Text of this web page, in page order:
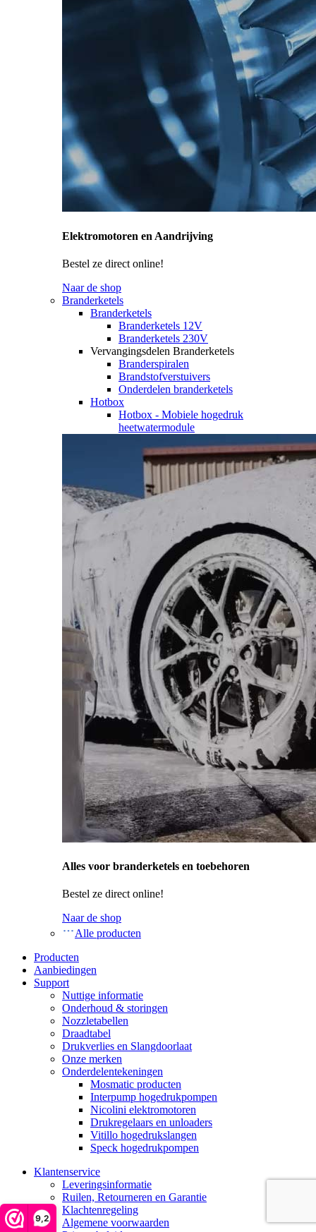
9,2
Elektromotoren en Aandrijving
Bestel ze direct online!
Naar de shop
Branderketels
Branderketels
Branderketels 12V
Branderketels 230V
Vervangingsdelen Branderketels
Branderspiralen
Brandstofverstuivers
Onderdelen branderketels
Hotbox
Hotbox - Mobiele hogedruk
heetwatermodule
Alles voor branderketels en toebehoren
Bestel ze direct online!
Naar de shop
Alle producten
Producten
Aanbiedingen
Support
Nuttige informatie
Onderhoud & storingen
Nozzletabellen
Draadtabel
Drukverlies en Slangdoorlaat
Onze merken
Onderdelentekeningen
Mosmatic producten
Interpump hogedrukpompen
Nicolini elektromotoren
Drukregelaars en unloaders
Vitillo hogedrukslangen
Speck hogedrukpompen
Klantenservice
Leveringsinformatie
Ruilen, Retourneren en Garantie
Klachtenregeling
Algemene voorwaarden